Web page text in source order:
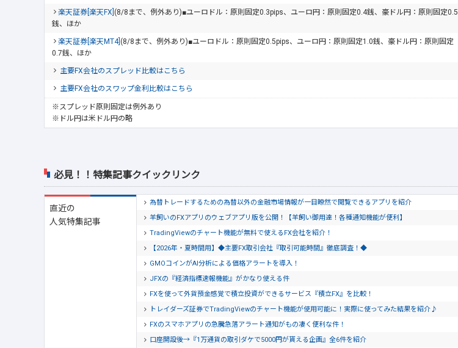
楽天証券[楽天FX] (8/8まで、例外あり)■ユーロドル：原則固定0.3pips、ユーロ円：原則固定0.4銭、豪ドル円：原則固定0.5
銭、ほか
楽天証券[楽天MT4] (8/8まで、例外あり)■ユーロドル：原則固定0.5pips、ユーロ円：原則固定1.0銭、豪ドル円：原則固定
0.7銭、ほか
主要FX会社のスプレッド比較はこちら
主要FX会社のスワップ金利比較はこちら
※スプレッド原則固定は例外あり
※ドル円は米ドル円の略
必見！！特集記事クイックリンク
直近の
人気特集記事
為替トレードするための為替以外の金融市場情報が一目瞭然で閲覧できるアプリを紹介
羊飼いのFXアプリのウェブアプリ版を公開！【羊飼い御用達！各種通知機能が便利】
TradingViewのチャート機能が無料で使えるFX会社を紹介！
【2026年・夏時間用】◆主要FX取引会社『取引可能時間』徹底調査！◆
GMOコインがAI分析による価格アラートを導入！
JFXの『経済指標速報機能』がかなり使える件
FXを使って外貨預金感覚で積立投資ができるサービス『積立FX』を比較！
トレイダーズ証券でTradingViewのチャート機能が使用可能に！実際に使ってみた結果を紹介♪
FXのスマホアプリの急騰急落アラート通知がもの凄く便利な件！
口座開設後→『1万通貨の取引ダケで5000円が貰える企画』全6件を紹介